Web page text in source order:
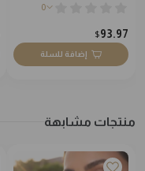
0
93.97
$
إضافة للسلة
منتجات مشابهة